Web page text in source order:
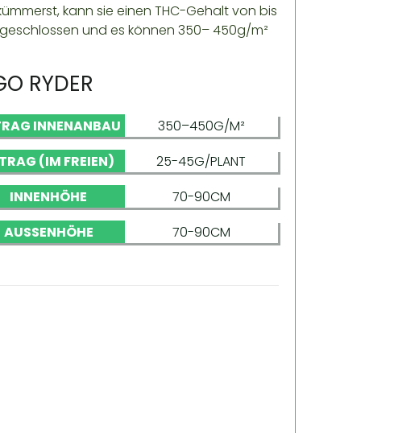
kann sie einen THC-Gehalt von bis
und es können 350– 450g/m²
RYDER
INNENANBAU
350–450G/M²
(IM FREIEN)
25-45G/PLANT
INNENHÖHE
70-90CM
AUSSENHÖHE
70-90CM